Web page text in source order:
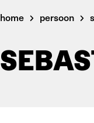
home persoon